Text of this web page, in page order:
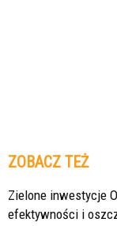
ZOBACZ TEŻ
Zielone inwestycje
efektywności i